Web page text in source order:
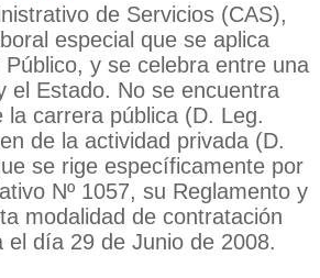
de Servicios (CAS),
especial que se aplica
y se celebra entre una
el Estado. No se encuentra
la carrera pública (D. Leg.
de la actividad privada (D.
se rige específicamente por
Nº 1057, su Reglamento y
modalidad de contratación
el día 29 de Junio de 2008.